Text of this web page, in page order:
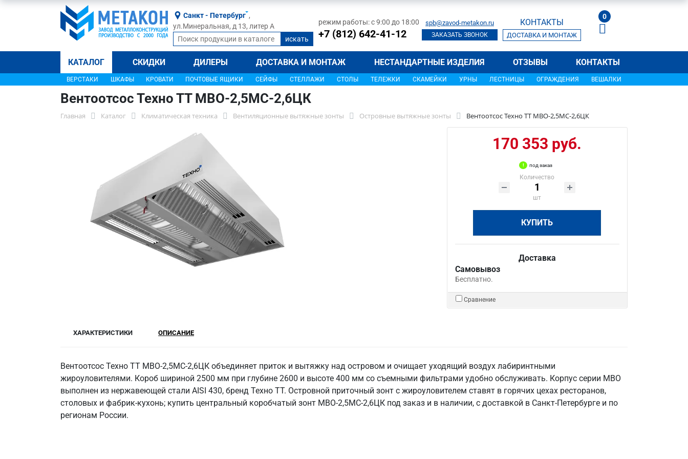
Санкт - Петербург ,
ул.Минеральная, д 13, литер А
режим работы: с 9:00 до 18:00
+7 (812) 642-41-12
spb@zavod-metakon.ru
ЗАКАЗАТЬ ЗВОНОК
КОНТАКТЫ
ДОСТАВКА И МОНТАЖ
0
КАТАЛОГ СКИДКИ ДИЛЕРЫ ДОСТАВКА И МОНТАЖ НЕСТАНДАРТНЫЕ ИЗДЕЛИЯ ОТЗЫВЫ КОНТАКТЫ
ВЕРСТАКИ ШКАФЫ КРОВАТИ ПОЧТОВЫЕ ЯЩИКИ СЕЙФЫ СТЕЛЛАЖИ СТОЛЫ ТЕЛЕЖКИ СКАМЕЙКИ УРНЫ ЛЕСТНИЦЫ ОГРАЖДЕНИЯ ВЕШАЛКИ
Вентоотсос Техно ТТ МВО-2,5МС-2,6ЦК
Главная Каталог Климатическая техника Вентиляционные вытяжные зонты Островные вытяжные зонты Вентоотсос Техно ТТ МВО-2,5МС-2,6ЦК
170 353 руб.
под заказ
Количество
шт
КУПИТЬ
Доставка
Самовывоз
Бесплатно.
Сравнение
ХАРАКТЕРИСТИКИ ОПИСАНИЕ
Вентоотсос Техно ТТ МВО-2,5МС-2,6ЦК объединяет приток и вытяжку над островом и очищает уходящий воздух лабиринтными
жироуловителями. Короб шириной 2500 мм при глубине 2600 и высоте 400 мм со съемными фильтрами удобно обслуживать. Корпус серии МВО
выполнен из нержавеющей стали AISI 430, бренд Техно ТТ. Островной приточный зонт с жироуловителем ставят в горячих цехах ресторанов,
столовых и фабрик-кухонь; купить центральный коробчатый зонт МВО-2,5МС-2,6ЦК под заказ и в наличии, с доставкой в Санкт‑Петербурге и по
регионам России.